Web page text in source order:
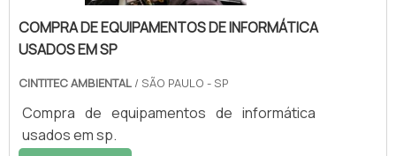
COMPRA DE EQUIPAMENTOS DE INFORMÁTICA
USADOS EM SP
CINTITEC AMBIENTAL / SÃO PAULO - SP
Compra de equipamentos de informática
usados em sp.